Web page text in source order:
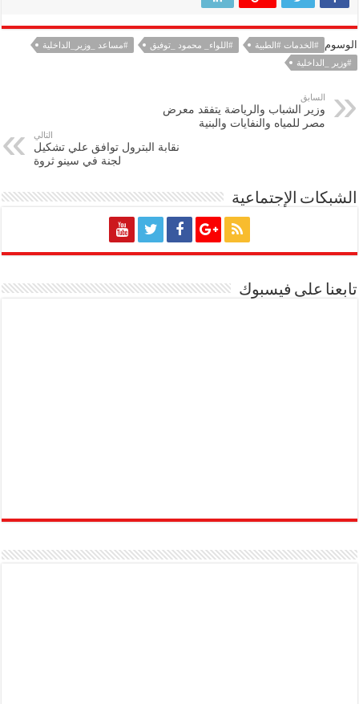
الوسوم #الخدمات #الطبية #اللواء_ محمود _توفيق
#مساعد _وزير_الداخلية
#وزير _الداخلية
السابق
وزير الشباب والرياضة يتفقد معرض
مصر للمياه والنفايات والبنية
التالي
نقابة البترول توافق علي تشكيل
لجنة في سينو ثروة
الشبكات الإجتماعية
تابعنا على فيسبوك